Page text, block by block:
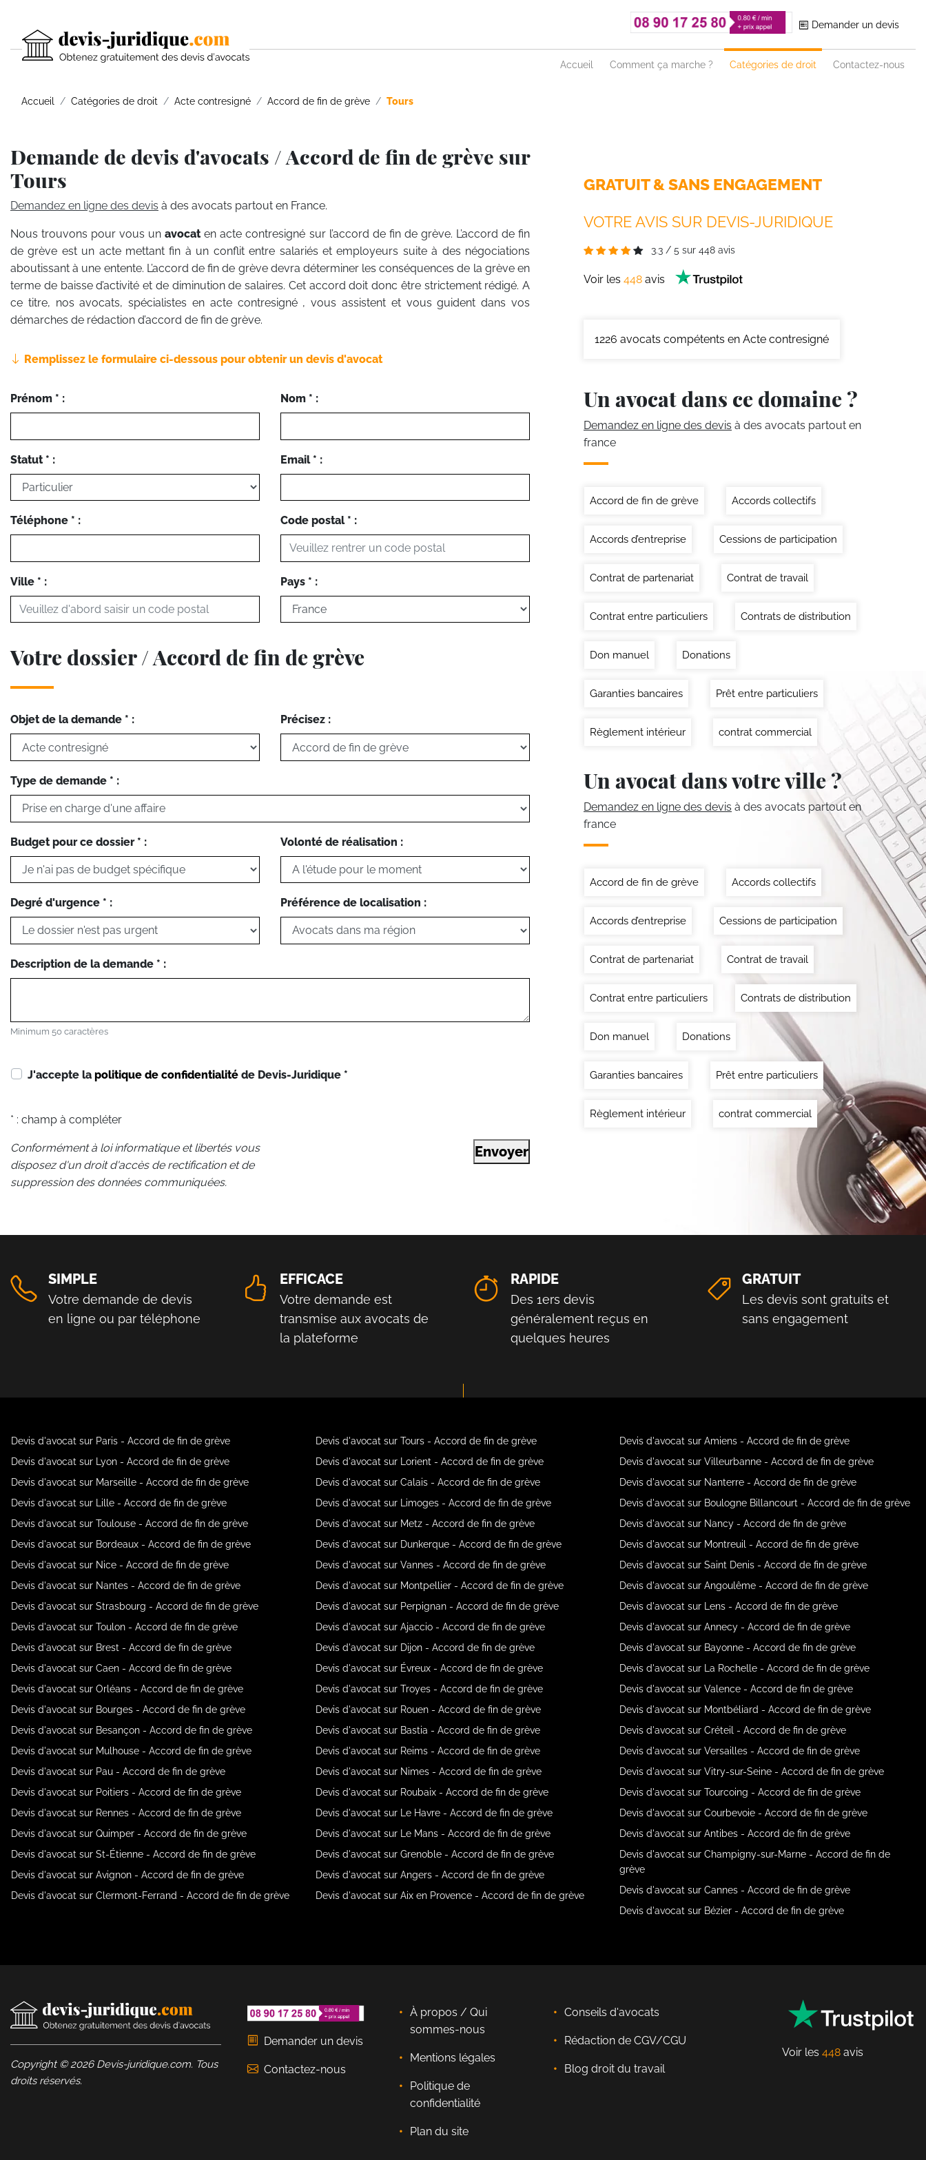
Demander un devis
Accueil Comment ça marche ? Catégories de droit Contactez-nous
Accueil Catégories de droit Acte contresigné Accord de fin de grève Tours
Demande de devis d'avocats / Accord de fin de grève sur
Tours
Demandez en ligne des devis à des avocats partout en France.
Nous trouvons pour vous unavocaten acte contresigné sur l’accord de fin de grève. L’accord de fin
de grève est un acte mettant fin à un conflit entre salariés et employeurs suite à des négociations
aboutissant à une entente. L’accord de fin de grève devra déterminer les conséquences de la grève en
terme de baisse d’activité et de diminution de salaires. Cet accord doit donc être strictement rédigé. A
ce titre, nos avocats, spécialistes en acte contresigné , vous assistent et vous guident dans vos
démarches de rédaction d’accord de fin de grève.
Remplissez le formulaire ci-dessous pour obtenir un devis d'avocat
Prénom * : Nom * :
Statut * : Email * :
Téléphone * : Code postal * :
Ville * : Pays * :
Votre dossier / Accord de fin de grève
Objet de la demande * : Précisez :
Type de demande * :
Budget pour ce dossier * : Volonté de réalisation :
Degré d'urgence * : Préférence de localisation :
Description de la demande * :
Minimum 50 caractères
J'accepte la politique de confidentialité de Devis-Juridique *
* : champ à compléter
Conformément à loi informatique et libertés vous
disposez d'un droit d'accès de rectification et de
suppression des données communiquées.
Envoyer
GRATUIT & SANS ENGAGEMENT
VOTRE AVIS SUR DEVIS-JURIDIQUE
3.3 / 5 sur 448 avis
Voir les 448 avis
1226 avocats compétents en Acte contresigné
Un avocat dans ce domaine ?
Demandez en ligne des devis à des avocats partout en
france
Accord de fin de grève Accords collectifs
Accords d’entreprise Cessions de participation
Contrat de partenariat Contrat de travail
Contrat entre particuliers Contrats de distribution
Don manuel Donations
Garanties bancaires Prêt entre particuliers
Règlement intérieur contrat commercial
Un avocat dans votre ville ?
Demandez en ligne des devis à des avocats partout en
france
Accord de fin de grève Accords collectifs
Accords d’entreprise Cessions de participation
Contrat de partenariat Contrat de travail
Contrat entre particuliers Contrats de distribution
Don manuel Donations
Garanties bancaires Prêt entre particuliers
Règlement intérieur contrat commercial
SIMPLE
Votre demande de devis
en ligne ou par téléphone
EFFICACE
Votre demande est
transmise aux avocats de
la plateforme
RAPIDE
Des 1ers devis
généralement reçus en
quelques heures
GRATUIT
Les devis sont gratuits et
sans engagement
Devis d'avocat sur Paris - Accord de fin de grève
Devis d'avocat sur Lyon - Accord de fin de grève
Devis d'avocat sur Marseille - Accord de fin de grève
Devis d'avocat sur Lille - Accord de fin de grève
Devis d'avocat sur Toulouse - Accord de fin de grève
Devis d'avocat sur Bordeaux - Accord de fin de grève
Devis d'avocat sur Nice - Accord de fin de grève
Devis d'avocat sur Nantes - Accord de fin de grève
Devis d'avocat sur Strasbourg - Accord de fin de grève
Devis d'avocat sur Toulon - Accord de fin de grève
Devis d'avocat sur Brest - Accord de fin de grève
Devis d'avocat sur Caen - Accord de fin de grève
Devis d'avocat sur Orléans - Accord de fin de grève
Devis d'avocat sur Bourges - Accord de fin de grève
Devis d'avocat sur Besançon - Accord de fin de grève
Devis d'avocat sur Mulhouse - Accord de fin de grève
Devis d'avocat sur Pau - Accord de fin de grève
Devis d'avocat sur Poitiers - Accord de fin de grève
Devis d'avocat sur Rennes - Accord de fin de grève
Devis d'avocat sur Quimper - Accord de fin de grève
Devis d'avocat sur St-Étienne - Accord de fin de grève
Devis d'avocat sur Avignon - Accord de fin de grève
Devis d'avocat sur Clermont-Ferrand - Accord de fin de grève
Devis d'avocat sur Tours - Accord de fin de grève
Devis d'avocat sur Lorient - Accord de fin de grève
Devis d'avocat sur Calais - Accord de fin de grève
Devis d'avocat sur Limoges - Accord de fin de grève
Devis d'avocat sur Metz - Accord de fin de grève
Devis d'avocat sur Dunkerque - Accord de fin de grève
Devis d'avocat sur Vannes - Accord de fin de grève
Devis d'avocat sur Montpellier - Accord de fin de grève
Devis d'avocat sur Perpignan - Accord de fin de grève
Devis d'avocat sur Ajaccio - Accord de fin de grève
Devis d'avocat sur Dijon - Accord de fin de grève
Devis d'avocat sur Évreux - Accord de fin de grève
Devis d'avocat sur Troyes - Accord de fin de grève
Devis d'avocat sur Rouen - Accord de fin de grève
Devis d'avocat sur Bastia - Accord de fin de grève
Devis d'avocat sur Reims - Accord de fin de grève
Devis d'avocat sur Nimes - Accord de fin de grève
Devis d'avocat sur Roubaix - Accord de fin de grève
Devis d'avocat sur Le Havre - Accord de fin de grève
Devis d'avocat sur Le Mans - Accord de fin de grève
Devis d'avocat sur Grenoble - Accord de fin de grève
Devis d'avocat sur Angers - Accord de fin de grève
Devis d'avocat sur Aix en Provence - Accord de fin de grève
Devis d'avocat sur Amiens - Accord de fin de grève
Devis d'avocat sur Villeurbanne - Accord de fin de grève
Devis d'avocat sur Nanterre - Accord de fin de grève
Devis d'avocat sur Boulogne Billancourt - Accord de fin de grève
Devis d'avocat sur Nancy - Accord de fin de grève
Devis d'avocat sur Montreuil - Accord de fin de grève
Devis d'avocat sur Saint Denis - Accord de fin de grève
Devis d'avocat sur Angoulême - Accord de fin de grève
Devis d'avocat sur Lens - Accord de fin de grève
Devis d'avocat sur Annecy - Accord de fin de grève
Devis d'avocat sur Bayonne - Accord de fin de grève
Devis d'avocat sur La Rochelle - Accord de fin de grève
Devis d'avocat sur Valence - Accord de fin de grève
Devis d'avocat sur Montbéliard - Accord de fin de grève
Devis d'avocat sur Créteil - Accord de fin de grève
Devis d'avocat sur Versailles - Accord de fin de grève
Devis d'avocat sur Vitry-sur-Seine - Accord de fin de grève
Devis d'avocat sur Tourcoing - Accord de fin de grève
Devis d'avocat sur Courbevoie - Accord de fin de grève
Devis d'avocat sur Antibes - Accord de fin de grève
Devis d'avocat sur Champigny-sur-Marne - Accord de fin de
grève
Devis d'avocat sur Cannes - Accord de fin de grève
Devis d'avocat sur Bézier - Accord de fin de grève
Copyright © 2026 Devis-juridique.com. Tous
droits réservés.
Demander un devis
Contactez-nous
À propos / Qui
sommes-nous
Mentions légales
Politique de
confidentialité
Plan du site
Conseils d'avocats
Rédaction de CGV/CGU
Blog droit du travail
Voir les 448 avis